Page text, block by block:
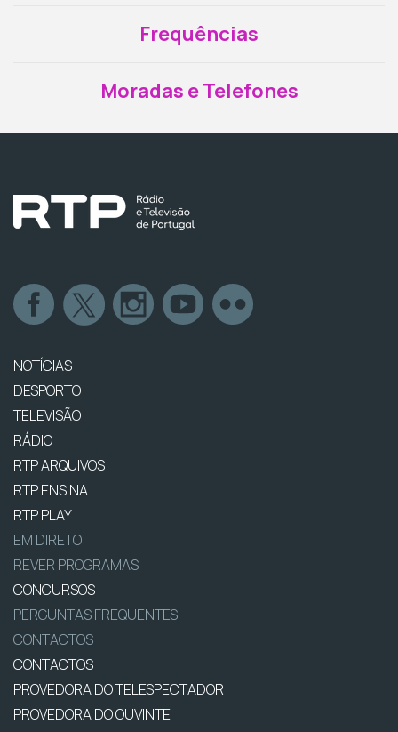
Frequências
Moradas e Telefones
NOTÍCIAS
DESPORTO
TELEVISÃO
RÁDIO
RTP ARQUIVOS
RTP ENSINA
RTP PLAY
EM DIRETO
REVER PROGRAMAS
CONCURSOS
PERGUNTAS FREQUENTES
CONTACTOS
CONTACTOS
PROVEDORA DO TELESPECTADOR
PROVEDORA DO OUVINTE